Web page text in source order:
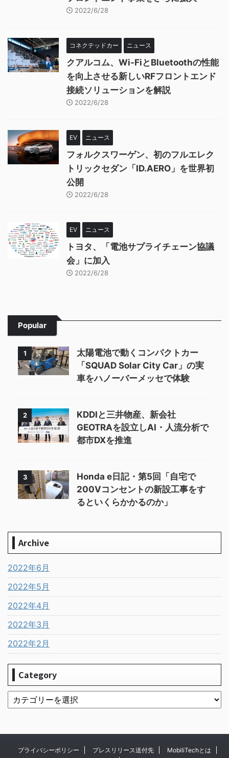
2022/6/28
コネクテッドカー ニュース
クアルコム、Wi-FiとBluetoothの性能
を向上させる新しいRFフロントエンド
接続ソリューションを解説
2022/6/28
EV ニュース
フォルクスワーゲン、初のフルエレク
トリックセダン「ID.AERO」を世界初
公開
2022/6/28
EV ニュース
トヨタ、「電池サプライチェーン協議
会」に加入
2022/6/28
Popular
1
太陽電池で動くコンパクトカー
「SQUAD Solar City Car」の実
車をハノーバーメッセで体験
2
KDDIと三井物産、新会社
GEOTRAを設立しAI・人流分析で
都市DXを推進
3
Honda e日記・第5回「自宅で
200Vコンセントの新設工事をす
るといくらかかるのか」
Archive
2022年6月
2022年5月
2022年4月
2022年3月
2022年2月
Category
プライバシーポリシー プレスリリース送付先
MobiliTechとは